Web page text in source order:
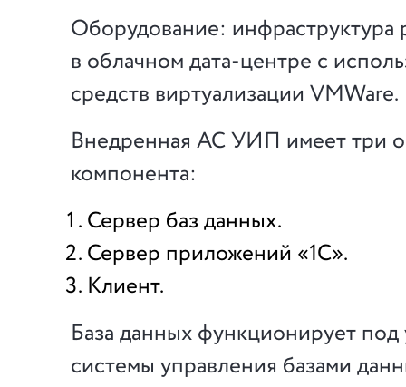
Оборудование: инфраструктура
в облачном дата-центре с
средств виртуализации VMWare.
Внедренная АС УИП имеет три
компонента:
Сервер баз данных.
Сервер приложений «1С».
Клиент.
База данных функционирует
системы управления базами